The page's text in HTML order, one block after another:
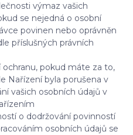
výmaz vašich
se nejedná o osobní
povinen nebo oprávněn
příslušných právních
ochranu, pokud máte za to,
Nařízení byla porušena v
vašich osobních údajů v
o dodržování povinností
osobních údajů se